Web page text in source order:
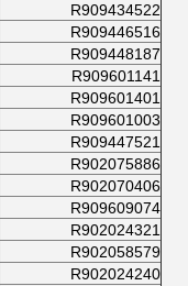
R909434522
R909446516
R909448187
R909601141
R909601401
R909601003
R909447521
R902075886
R902070406
R909609074
R902024321
R902058579
R902024240